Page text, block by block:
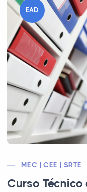
EAD
MEC | CEE | SRTE
Curso